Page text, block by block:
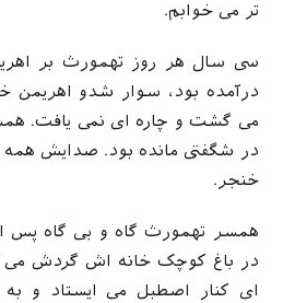
تر می خوابم.
سی سال هر روز تهمورث بر
درآمده بود، سوار شدو اهریمن
می گشت و چاره ای نمی یافت.
در شگفتی مانده بود. صدایش
خنجر.
همسر تهمورث گاه و بی گاه پس
در باغ کوچک خانه اش گردش می
ای کنار اصطبل می ایستاد و